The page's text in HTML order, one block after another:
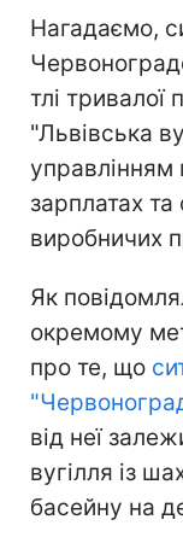
Нагадаємо,
тлі тривалої
"Львівська
управлінням
зарплатах та
виробничих
Як
окремому
про те, що
від неї
вугілля із
басейну на